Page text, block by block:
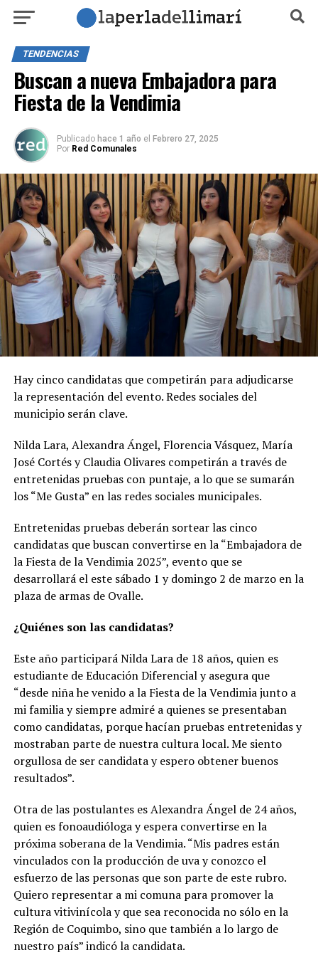
TENDENCIAS
Buscan a nueva Embajadora para
Fiesta de la Vendimia
Publicado hace 1 año el Febrero 27, 2025
Por Red Comunales
Hay cinco candidatas que competirán para adjudicarse
la representación del evento. Redes sociales del
municipio serán clave.
Nilda Lara, Alexandra Ángel, Florencia Vásquez, María
José Cortés y Claudia Olivares competirán a través de
entretenidas pruebas con puntaje, a lo que se sumarán
los “Me Gusta” en las redes sociales municipales.
Entretenidas pruebas deberán sortear las cinco
candidatas que buscan convertirse en la “Embajadora de
la Fiesta de la Vendimia 2025”, evento que se
desarrollará el este sábado 1 y domingo 2 de marzo en la
plaza de armas de Ovalle.
¿Quiénes son las candidatas?
Este año participará Nilda Lara de 18 años, quien es
estudiante de Educación Diferencial y asegura que
“desde niña he venido a la Fiesta de la Vendimia junto a
mi familia y siempre admiré a quienes se presentaban
como candidatas, porque hacían pruebas entretenidas y
mostraban parte de nuestra cultura local. Me siento
orgullosa de ser candidata y espero obtener buenos
resultados”.
Otra de las postulantes es Alexandra Ángel de 24 años,
quien es fonoaudióloga y espera convertirse en la
próxima soberana de la Vendimia. “Mis padres están
vinculados con la producción de uva y conozco el
esfuerzo de las personas que son parte de este rubro.
Quiero representar a mi comuna para promover la
cultura vitivinícola y que sea reconocida no sólo en la
Región de Coquimbo, sino que también a lo largo de
nuestro país” indicó la candidata.